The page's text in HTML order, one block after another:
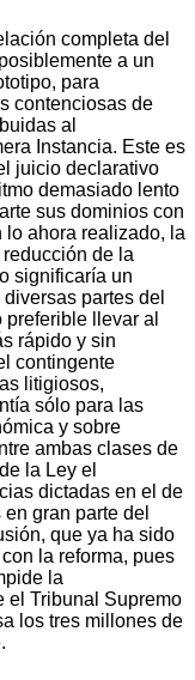
completa del
a un
para
contenciosas de
al
Instancia. Este es
juicio declarativo
demasiado lento
sus dominios con
ahora realizado, la
de la
significaría un
partes del
llevar al
rápido y sin
contingente
litigiosos,
sólo para las
y sobre
ambas clases de
la Ley el
dictadas en el de
gran parte del
que ya ha sido
la reforma, pues
la
el Tribunal Supremo
los tres millones de